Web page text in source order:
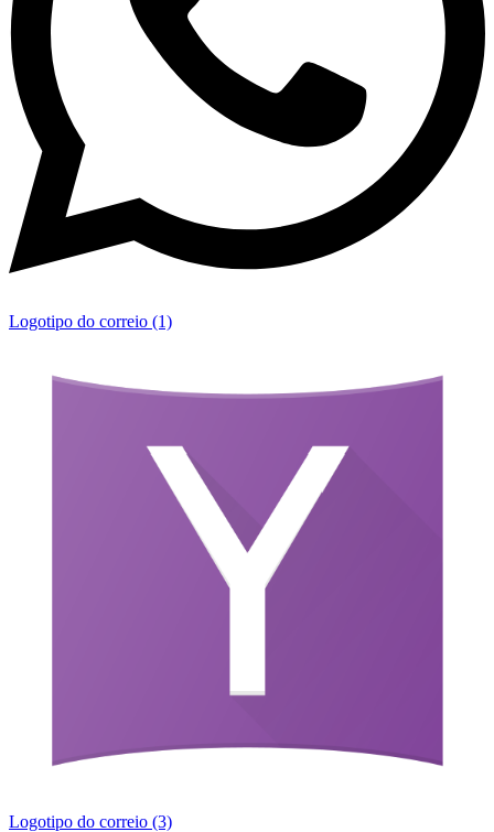
Logotipo do correio (1)
Logotipo do correio (3)